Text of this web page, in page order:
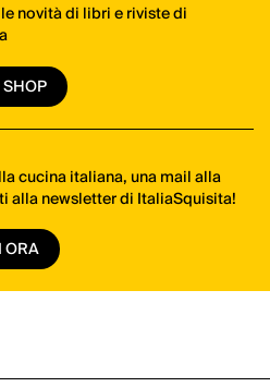
novità di libri e riviste di
cucina italiana, una mail alla
alla newsletter di ItaliaSquisita!
ORA